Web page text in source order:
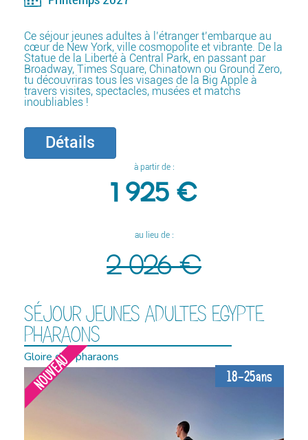
Ce séjour jeunes adultes à l’étranger t’embarque au
cœur de New York, ville cosmopolite et vibrante. De la
Statue de la Liberté à Central Park, en passant par
Broadway, Times Square, Chinatown ou Ground Zero,
tu découvriras tous les visages de la Big Apple à
travers visites, spectacles, musées et matchs
inoubliables !
Détails
à partir de :
1 925 €
au lieu de :
2 026 €
SÉJOUR JEUNES ADULTES EGYPTE
PHARAONS
Gloire des pharaons
NOUVEAU 18-25ans